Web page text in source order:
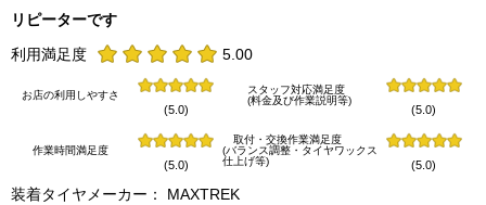
リピーターです
利用満足度
5.00
お店の利用しやすさ
(5.0)
スタッフ対応満足度
(料金及び作業説明等)
(5.0)
作業時間満足度
(5.0)
取付・交換作業満足度
(バランス調整・タイヤワックス
仕上げ等)
(5.0)
装着タイヤメーカー： MAXTREK